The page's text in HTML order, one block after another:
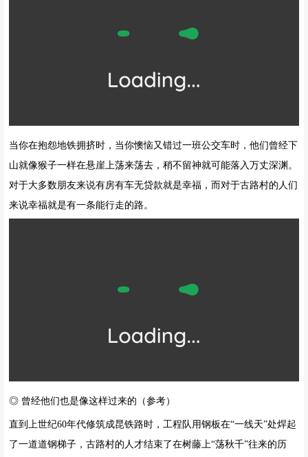
当你在抱怨地铁拥挤时，当你懊恼又错过一班公交车时，他们曾经下
山就像猴子一样在悬崖上荡来荡去，稍不留神就可能落入万丈深渊。
对于大多数朋友来说有房有车无贷款就是幸福，而对于古路村的人们
来说幸福就是有一条能行走的路。
◎ 曾经他们也是像这样过来的（参考）
直到上世纪60年代修筑成昆铁路时，工程队用钢板在“一线天”处焊起
了一道道钢梯子，古路村的人才结束了在树藤上“荡秋千”往来的历